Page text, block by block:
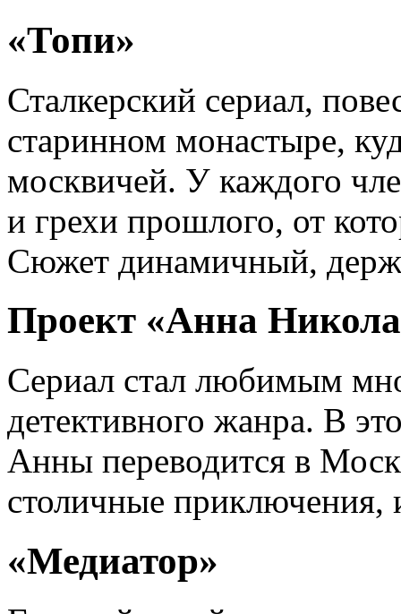
«Топи»
Сталкерский сериал,
старинном монастыре,
москвичей. У каждого
и грехи прошлого, от
Сюжет динамичный,
Проект «Анна
Сериал стал любимым
детективного жанра. В
Анны переводится в
столичные приключения,
«Медиатор»